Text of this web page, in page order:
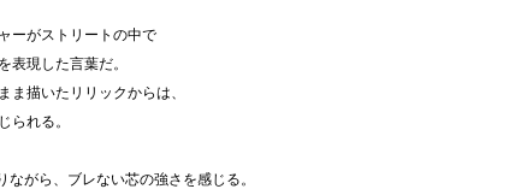
ーがストリートの中で
表現した言葉だ。
ま描いたリリックからは、
られる。
がら、ブレない芯の強さを感じる。